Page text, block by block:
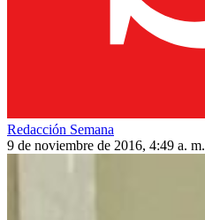
Redacción Semana
9 de noviembre de 2016, 4:49 a. m.